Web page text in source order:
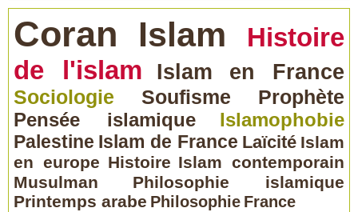
Coran Islam
Histoire
de l'islam
Islam en France
Sociologie Soufisme
Prophète
Pensée islamique
Islamophobie
Palestine Islam de France Laïcité Islam
en europe Histoire Islam contemporain
Musulman
Philosophie islamique
Printemps arabe Philosophie France